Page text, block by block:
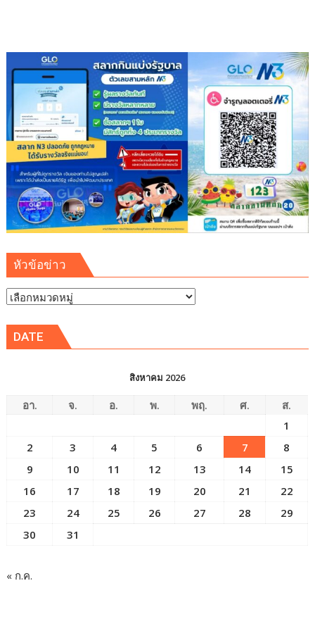
ใช้
ไทย
เป็น
ฐาน
สั่ง
การ
เอี่ยว
เว็บ
พนัน
เงิน
หมุนเวียน
124
หัวข้อข่าว
หัวข้อ
DATE
สิงหาคม 2026
อา. จ. อ. พ. พฤ. ศ.
ส.
1
2
3 4 5 6 7
8
9
10 11 12 13 14
15
16
17 18 19 20 21
22
23
24 25 26 27 28
29
30
31
« ก.ค.